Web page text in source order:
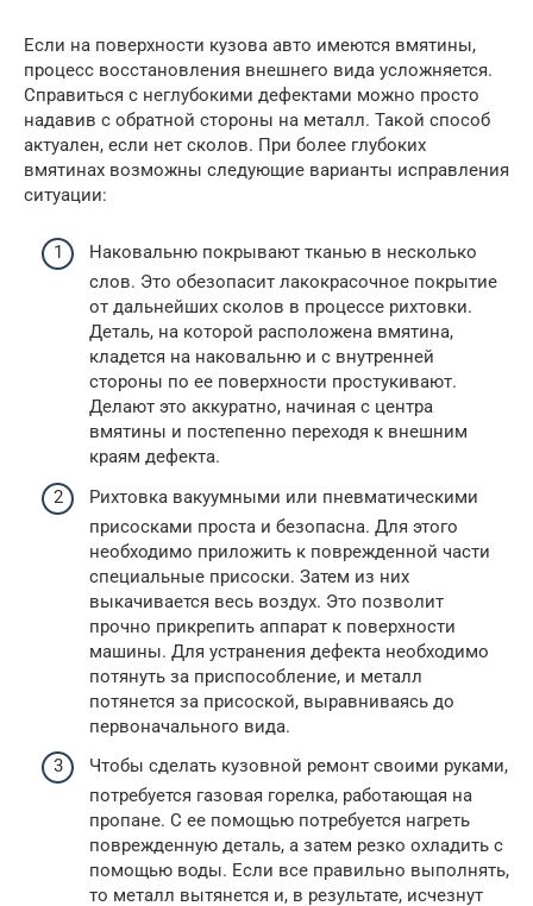
Если на поверхности кузова авто имеются вмятины,
процесс восстановления внешнего вида усложняется.
Справиться с неглубокими дефектами можно просто
надавив с обратной стороны на металл. Такой способ
актуален, если нет сколов. При более глубоких
вмятинах возможны следующие варианты исправления
ситуации:
Наковальню покрывают тканью в несколько
слов. Это обезопасит лакокрасочное покрытие
от дальнейших сколов в процессе рихтовки.
Деталь, на которой расположена вмятина,
кладется на наковальню и с внутренней
стороны по ее поверхности простукивают.
Делают это аккуратно, начиная с центра
вмятины и постепенно переходя к внешним
краям дефекта.
Рихтовка вакуумными или пневматическими
присосками проста и безопасна. Для этого
необходимо приложить к поврежденной части
специальные присоски. Затем из них
выкачивается весь воздух. Это позволит
прочно прикрепить аппарат к поверхности
машины. Для устранения дефекта необходимо
потянуть за приспособление, и металл
потянется за присоской, выравниваясь до
первоначального вида.
Чтобы сделать кузовной ремонт своими руками,
потребуется газовая горелка, работающая на
пропане. С ее помощью потребуется нагреть
поврежденную деталь, а затем резко охладить с
помощью воды. Если все правильно выполнять,
то металл вытянется и, в результате, исчезнут